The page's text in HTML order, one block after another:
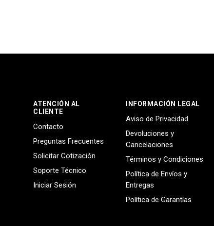
ATENCIÓN AL
CLIENTE
Contacto
Preguntas Frecuentes
Solicitar Cotización
Soporte Técnico
Iniciar Sesión
INFORMACIÓN LEGAL
Aviso de Privacidad
Devoluciones y
Cancelaciones
Términos y Condiciones
Política de Envíos y
Entregas
Política de Garantías